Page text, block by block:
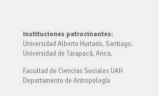
Instituciones patrocinantes:
Universidad Alberto Hurtado, Santiago.
Universidad de Tarapacá, Arica.
Facultad de Ciencias Sociales UAH
Departamento de Antropología